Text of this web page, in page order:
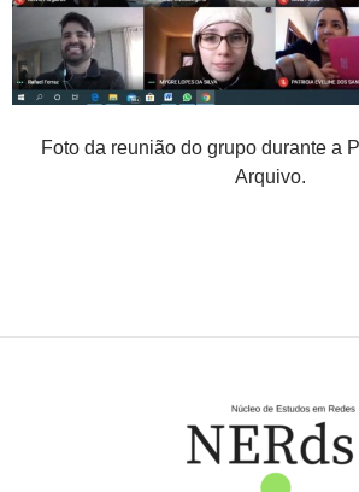
Foto da reunião do grupo durante a
Arquivo.